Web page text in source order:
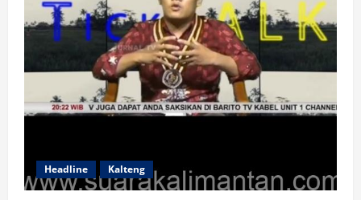
Headline Kalteng